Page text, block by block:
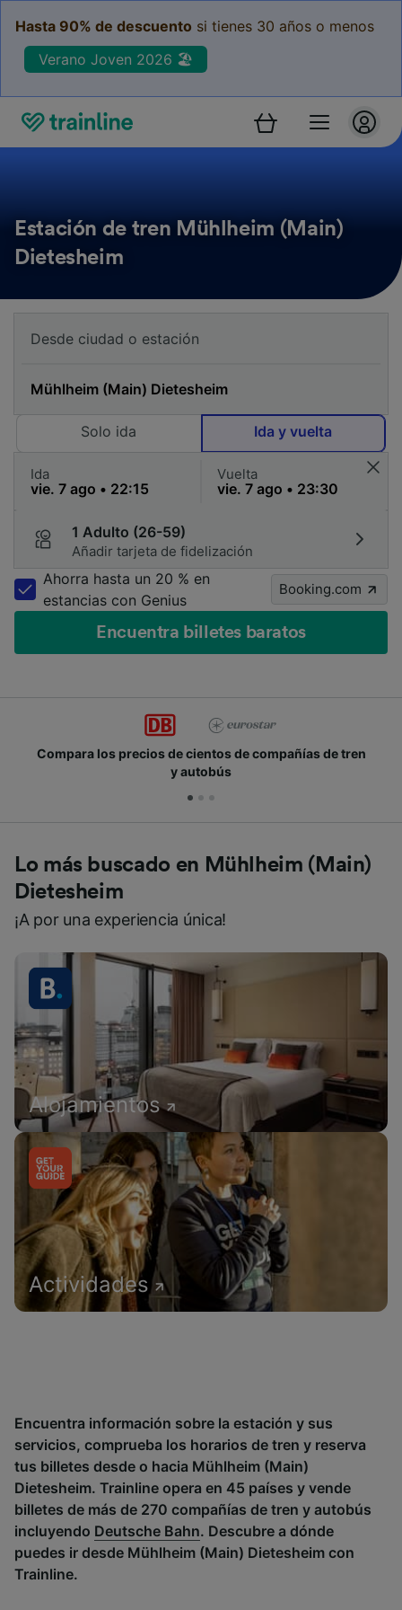
Hasta 90% de descuento si tienes 30 años o menos
Verano Joven 2026 🏖️
Estación de tren Mühlheim (Main)
Dietesheim
Solo ida Ida y vuelta
Ida Vuelta
1 Adulto (26-59)
Añadir tarjeta de fidelización
Ahorra hasta un 20 % en
estancias con Genius
Booking.com
Encuentra billetes baratos
Compara los precios de cientos de compañías de tren
y autobús
Lo más buscado en Mühlheim (Main)
Dietesheim
¡A por una experiencia única!
Alojamientos
Actividades
Encuentra información sobre la estación y sus
servicios, comprueba los horarios de tren y reserva
tus billetes desde o hacia Mühlheim (Main)
Dietesheim. Trainline opera en 45 países y vende
billetes de más de 270 compañías de tren y autobús
incluyendo Deutsche Bahn. Descubre a dónde
puedes ir desde Mühlheim (Main) Dietesheim con
Trainline.